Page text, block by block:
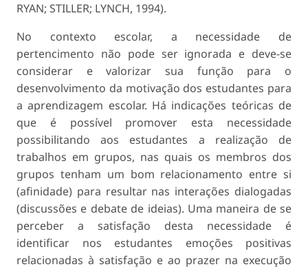
RYAN; STILLER; LYNCH, 1994).
No contexto escolar, a necessidade de
pertencimento não pode ser ignorada e deve-se
considerar e valorizar sua função para o
desenvolvimento da motivação dos estudantes para
a aprendizagem escolar. Há indicações teóricas de
que é possível promover esta necessidade
possibilitando aos estudantes a realização de
trabalhos em grupos, nas quais os membros dos
grupos tenham um bom relacionamento entre si
(afinidade) para resultar nas interações dialogadas
(discussões e debate de ideias). Uma maneira de se
perceber a satisfação desta necessidade é
identificar nos estudantes emoções positivas
relacionadas à satisfação e ao prazer na execução